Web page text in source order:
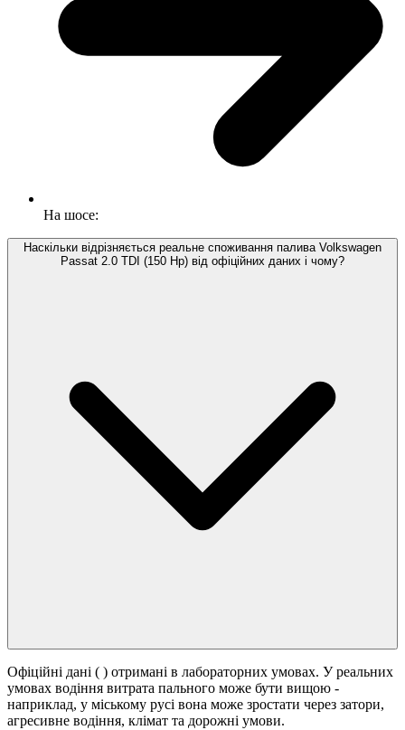
На шосе:
Наскільки відрізняється реальне споживання палива Volkswagen
Passat 2.0 TDI (150 Hp) від офіційних даних і чому?
Офіційні дані ( ) отримані в лабораторних умовах. У реальних
умовах водіння витрата пального може бути вищою -
наприклад, у міському русі вона може зростати через затори,
агресивне водіння, клімат та дорожні умови.